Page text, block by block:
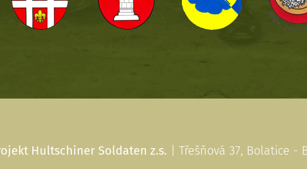
Hultschiner Soldaten z.s. | Třešňová 37, Bolatice -